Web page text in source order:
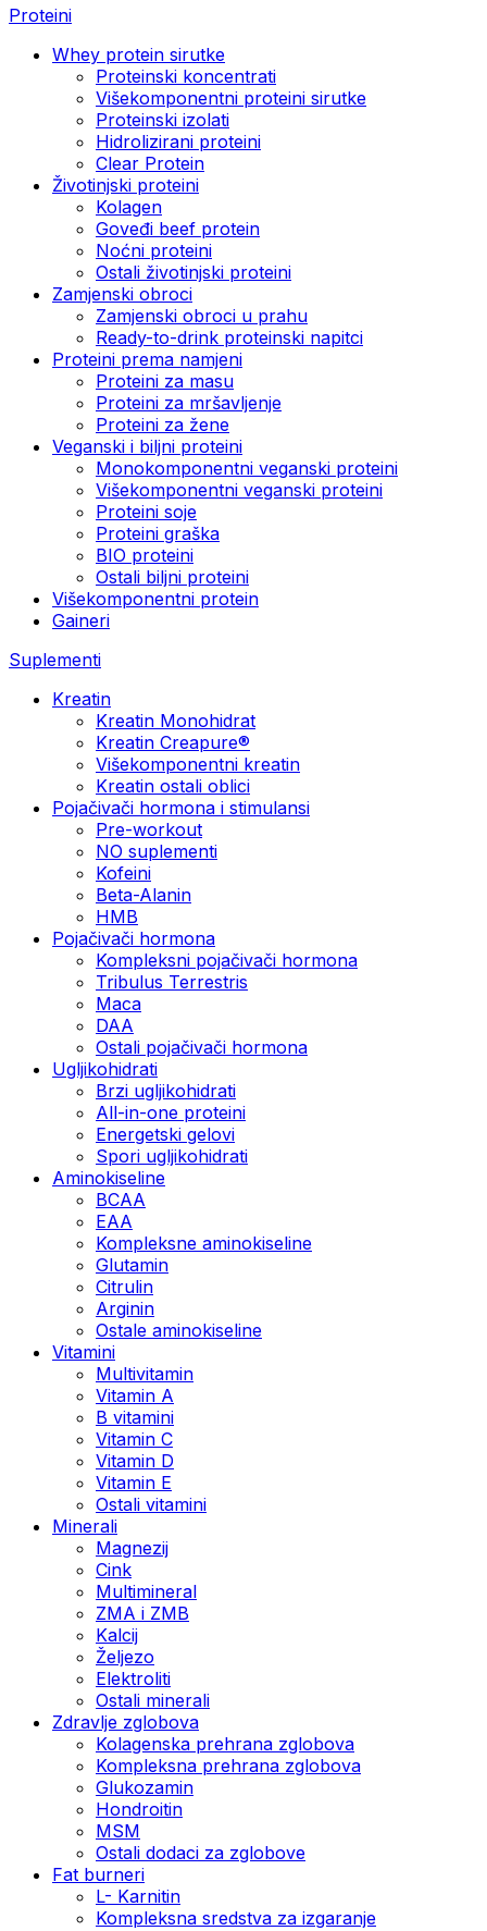
Proteini
Whey protein sirutke
Proteinski koncentrati
Višekomponentni proteini sirutke
Proteinski izolati
Hidrolizirani proteini
Clear Protein
Životinjski proteini
Kolagen
Goveđi beef protein
Noćni proteini
Ostali životinjski proteini
Zamjenski obroci
Zamjenski obroci u prahu
Ready-to-drink proteinski napitci
Proteini prema namjeni
Proteini za masu
Proteini za mršavljenje
Proteini za žene
Veganski i biljni proteini
Monokomponentni veganski proteini
Višekomponentni veganski proteini
Proteini soje
Proteini graška
BIO proteini
Ostali biljni proteini
Višekomponentni protein
Gaineri
Suplementi
Kreatin
Kreatin Monohidrat
Kreatin Creapure®
Višekomponentni kreatin
Kreatin ostali oblici
Pojačivači hormona i stimulansi
Pre-workout
NO suplementi
Kofeini
Beta-Alanin
HMB
Pojačivači hormona
Kompleksni pojačivači hormona
Tribulus Terrestris
Maca
DAA
Ostali pojačivači hormona
Ugljikohidrati
Brzi ugljikohidrati
All-in-one proteini
Energetski gelovi
Spori ugljikohidrati
Aminokiseline
BCAA
EAA
Kompleksne aminokiseline
Glutamin
Citrulin
Arginin
Ostale aminokiseline
Vitamini
Multivitamin
Vitamin A
B vitamini
Vitamin C
Vitamin D
Vitamin E
Ostali vitamini
Minerali
Magnezij
Cink
Multimineral
ZMA i ZMB
Kalcij
Željezo
Elektroliti
Ostali minerali
Zdravlje zglobova
Kolagenska prehrana zglobova
Kompleksna prehrana zglobova
Glukozamin
Hondroitin
MSM
Ostali dodaci za zglobove
Fat burneri
L- Karnitin
Kompleksna sredstva za izgaranje